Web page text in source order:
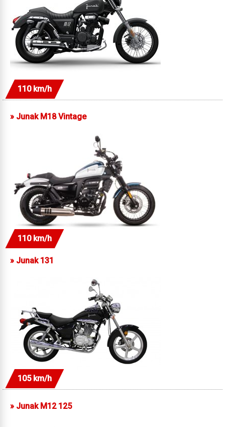
110 km/h
» Junak M18 Vintage
110 km/h
» Junak 131
105 km/h
» Junak M12 125